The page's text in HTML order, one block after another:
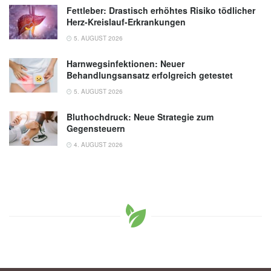
Fettleber: Drastisch erhöhtes Risiko tödlicher
Herz-Kreislauf-Erkrankungen
5. AUGUST 2026
Harnwegsinfektionen: Neuer
Behandlungsansatz erfolgreich getestet
5. AUGUST 2026
Bluthochdruck: Neue Strategie zum
Gegensteuern
4. AUGUST 2026